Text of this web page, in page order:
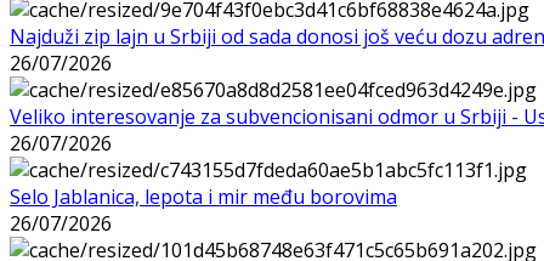
Najduži zip lajn u Srbiji od sada donosi još veću dozu
26/07/2026
Veliko interesovanje za subvencionisani odmor u Srbiji -
26/07/2026
Selo Jablanica, lepota i mir među borovima
26/07/2026